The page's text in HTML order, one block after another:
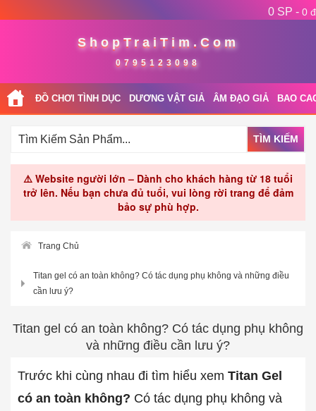
0 SP - 0 đ
ShopTraiTim.Com
0795123098
ĐỒ CHƠI TÌNH DỤC DƯƠNG VẬT GIẢ ÂM ĐẠO GIẢ BAO
TÌM KIẾM
⚠️ Website người lớn – Dành cho khách hàng từ 18 tuổi
trở lên. Nếu bạn chưa đủ tuổi, vui lòng rời trang để đảm
bảo sự phù hợp.
Trang Chủ
Titan gel có an toàn không? Có tác dụng phụ không và những điều
cần lưu ý?
Titan gel có an toàn không? Có tác dụng phụ không
và những điều cần lưu ý?
Trước khi cùng nhau đi tìm hiểu xem Titan Gel
có an toàn không? Có tác dụng phụ không và